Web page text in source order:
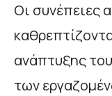
Οι συνέπειες
ανάπτυξης
των